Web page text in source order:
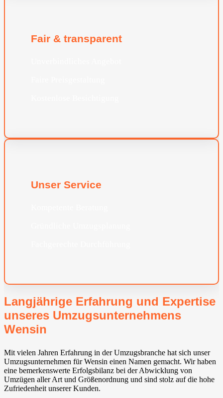
Fair & transparent
Unser Service
Langjährige Erfahrung und Expertise
unseres Umzugsunternehmens
Wensin
Mit vielen Jahren Erfahrung in der Umzugsbranche hat sich unser
Umzugsunternehmen für Wensin einen Namen gemacht. Wir haben
eine bemerkenswerte Erfolgsbilanz bei der Abwicklung von
Umzügen aller Art und Größenordnung und sind stolz auf die hohe
Zufriedenheit unserer Kunden.